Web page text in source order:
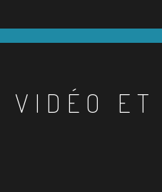
VIDÉO ET